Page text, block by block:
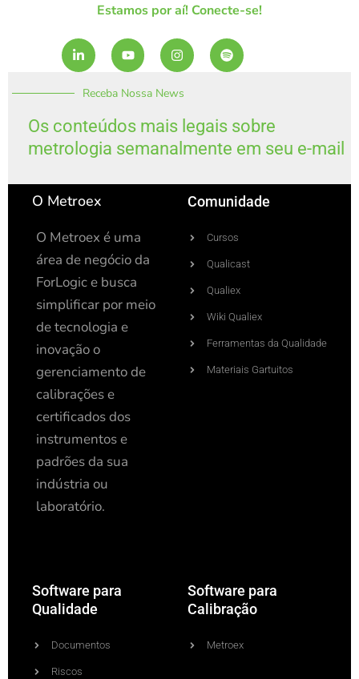
Estamos por aí! Conecte-se!
L
i
n
e
i
n
-
i
Y
o
u
u
e
I
n
s
a
r
a
m
S
p
o
y
Receba Nossa News
Os conteúdos mais legais sobre
metrologia semanalmente em seu e-mail
O Metroex
O Metroex é uma
área de negócio da
ForLogic e busca
simplificar por meio
de tecnologia e
inovação o
gerenciamento de
calibrações e
certificados dos
instrumentos e
padrões da sua
indústria ou
laboratório.
Comunidade
Cursos
Qualicast
Qualiex
Wiki Qualiex
Ferramentas da Qualidade
Materiais Gartuitos
Software para
Qualidade
Documentos
Riscos
Software para
Calibração
Metroex